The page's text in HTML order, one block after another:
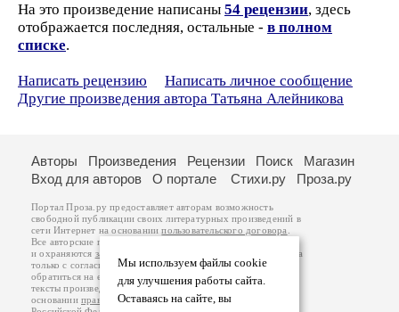
На это произведение написаны 54 рецензии, здесь
отображается последняя, остальные - в полном
списке.
Написать рецензию
Написать личное сообщение
Другие произведения автора Татьяна Алейникова
Мы используем файлы cookie
для улучшения работы сайта.
Оставаясь на сайте, вы
Авторы Произведения Рецензии Поиск
Магазин
Вход для авторов
О портале Стихи.ру Проза.ру
Портал Проза.ру предоставляет авторам возможность
свободной публикации своих литературных произведений в
сети Интернет на основаниипользовательского договора
Все авторские права на произведения принадлежат авторам
и охраняются законом
. Перепечатка произведений возможна
только с согласия его автора, к которому вы можете
обратиться на его авторской странице. Ответственность за
тексты произведений авторы несут самостоятельно на
основанииправил публикацииизаконодательства